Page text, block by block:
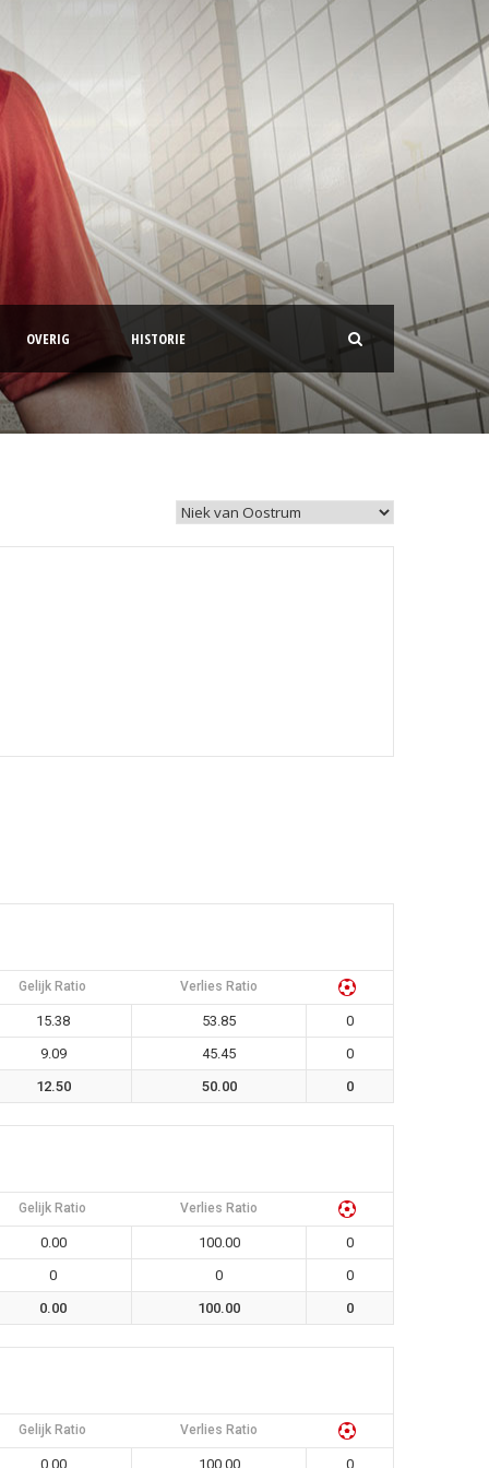
OVERIG HISTORIE
Gelijk Ratio Verlies Ratio
15.38 53.85
0
9.09 45.45
0
12.50 50.00 0
Gelijk Ratio Verlies Ratio
0.00 100.00
0
0 0
0
0.00 100.00 0
Gelijk Ratio Verlies Ratio
0.00 100.00
0